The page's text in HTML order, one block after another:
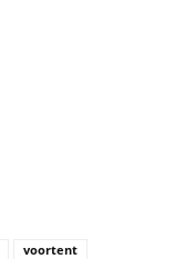
voortent